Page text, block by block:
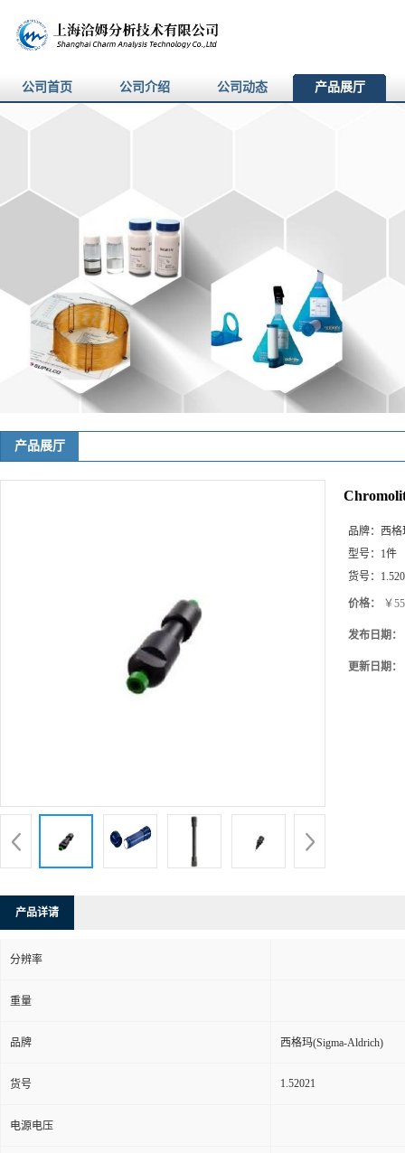
公司首页 公司介绍 公司动态 产品展厅
产品展厅
品牌： 西格
型号： 1件
货号：
价格： ￥
发布日期：
更新日期：
产品详请
分辨率
重量
品牌 西格玛(Sigma-Aldrich)
货号 1.52021
电源电压